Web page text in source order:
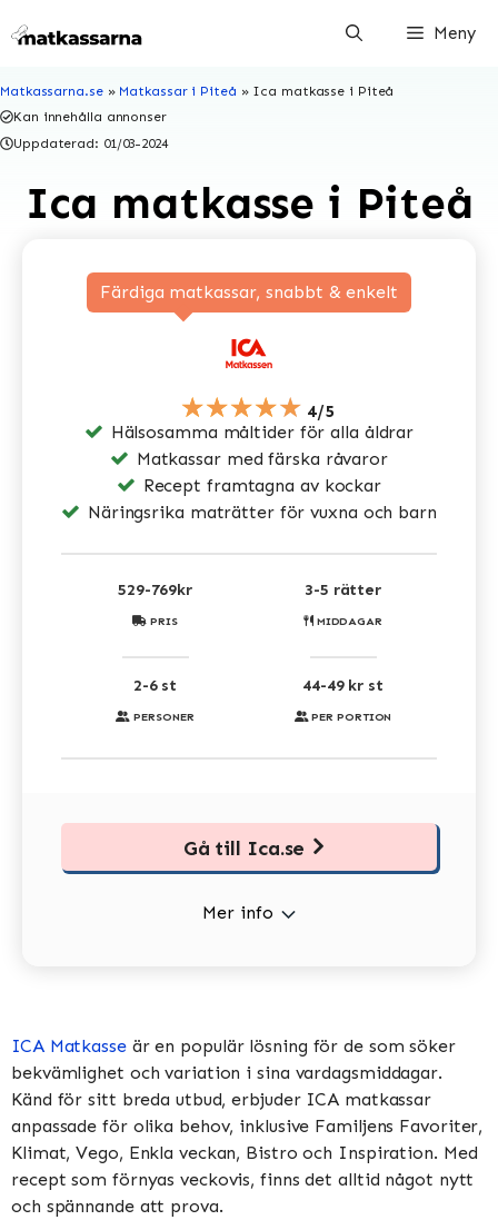
till
Meny
Matkassarna.se» Matkassar i Piteå » Ica matkasse i Piteå
Kan innehålla annonser
Uppdaterad: 01/03-2024
Ica matkasse i Piteå
Färdiga matkassar, snabbt & enkelt
★★★★★ 4/5
Hälsosamma måltider för alla åldrar
Matkassar med färska råvaror
Recept framtagna av kockar
Näringsrika maträtter för vuxna och barn
PRIS
529-769kr
MIDDAGAR
3-5 rätter
PERSONER
2-6 st
PER PORTION
44-49 kr st
Mer info
Gå till Ica.se
ICA Matkasseär en populär lösning för de som söker
bekvämlighet och variation i sina vardagsmiddagar.
Känd för sitt breda utbud, erbjuder ICA matkassar
anpassade för olika behov, inklusive Familjens Favoriter,
Klimat, Vego, Enkla veckan, Bistro och Inspiration​​​​. Med
recept som förnyas veckovis, finns det alltid något nytt
och spännande att prova​​.